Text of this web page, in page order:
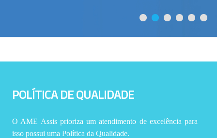
POLÍTICA DE QUALIDADE
O AME Assis prioriza um atendimento de excelência para
isso possui uma Política da Qualidade.